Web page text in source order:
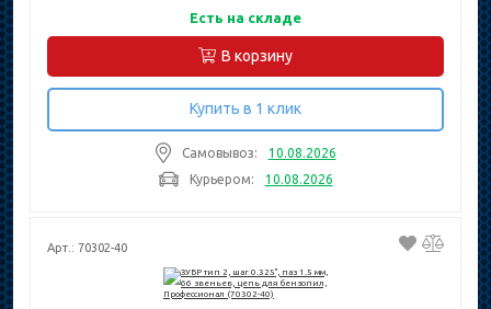
Есть на складе
В корзину
Купить в 1 клик
Самовывоз:
10.08.2026
Курьером:
10.08.2026
Арт.: 70302-40